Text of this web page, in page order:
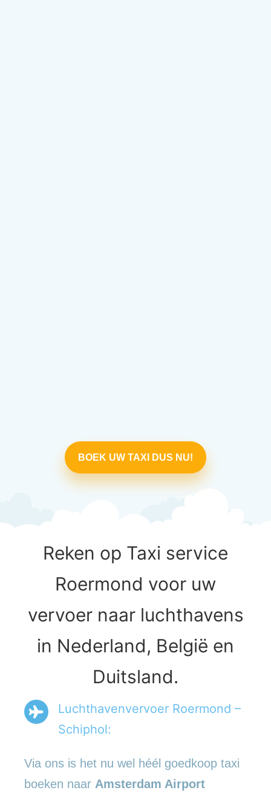
BOEK UW TAXI DUS NU!
Reken op Taxi service
Roermond voor uw
vervoer naar luchthavens
in Nederland, België en
Duitsland.
Luchthavenvervoer Roermond –
Schiphol:
Via ons is het nu wel héél goedkoop taxi
boeken naar Amsterdam Airport